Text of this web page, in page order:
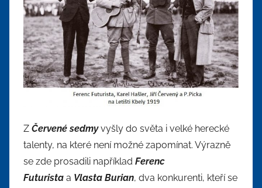
Z Červené sedmyvyšly do světa i velké herecké
talenty, na které není možné zapomínat. Výrazně
se zde prosadili například Ferenc
Futurista a Vlasta Burian, dva konkurenti, kteří se